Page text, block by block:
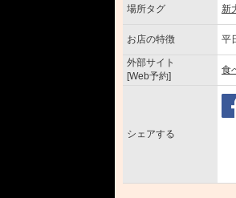
場所タグ 新
お店の特徴 平
外部サイト
[Web予約]
食
シェアする